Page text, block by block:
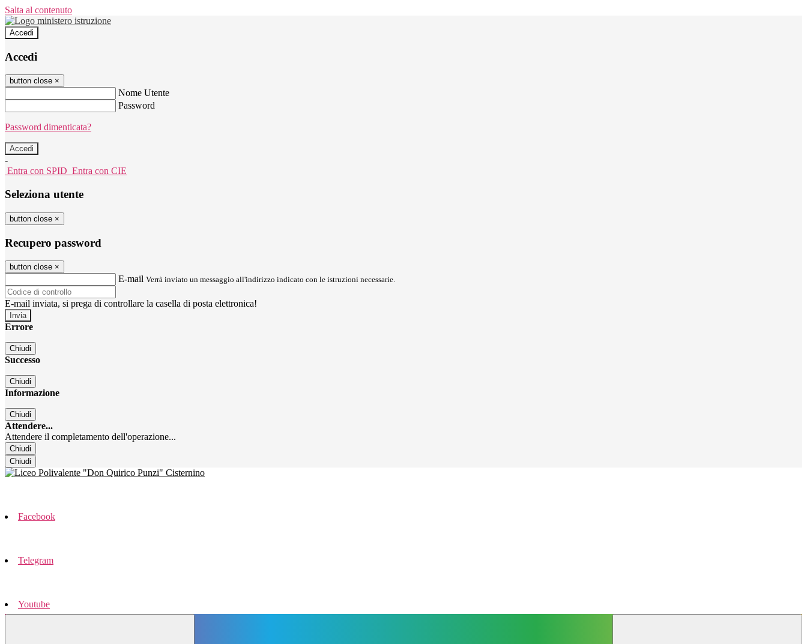
Salta al contenuto
Accedi
Accedi
button close ×
Nome Utente
Password
Password dimenticata?
-
Entra con SPID Entra con CIE
Seleziona utente
button close ×
Recupero password
button close ×
E-mail Verrà inviato un messaggio all'indirizzo indicato con le istruzioni necessarie.
E-mail inviata, si prega di controllare la casella di posta elettronica!
Errore
Chiudi
Successo
Chiudi
Informazione
Chiudi
Attendere...
Attendere il completamento dell'operazione...
Chiudi
Chiudi
Facebook
Telegram
Youtube